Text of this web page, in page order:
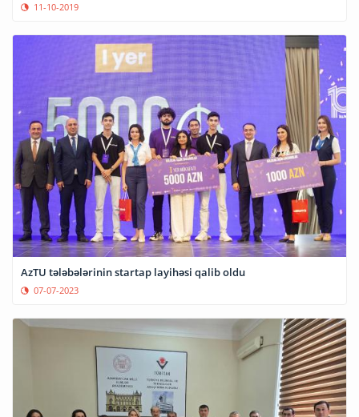
11-10-2019
AzTU tələbələrinin startap layihəsi qalib oldu
07-07-2023